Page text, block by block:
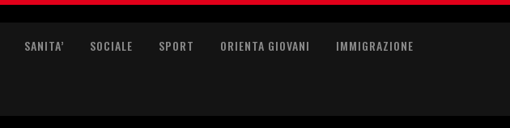
SANITA’ SOCIALE SPORT ORIENTA GIOVANI IMMIGRAZIONE